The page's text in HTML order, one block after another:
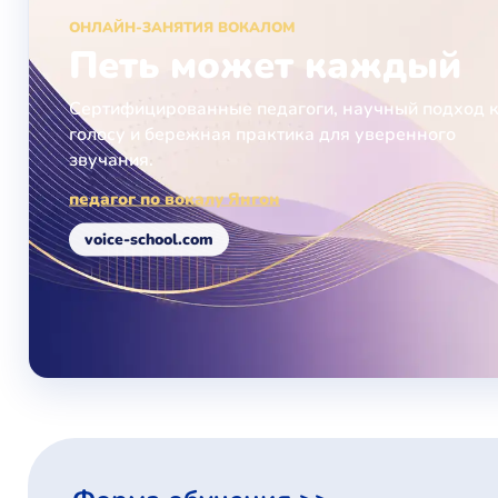
ОНЛАЙН-ЗАНЯТИЯ ВОКАЛОМ
Петь может каждый
Сертифицированные педагоги, научный подход к
голосу и бережная практика для уверенного
звучания.
педагог по вокалу Янгон
voice-school.com